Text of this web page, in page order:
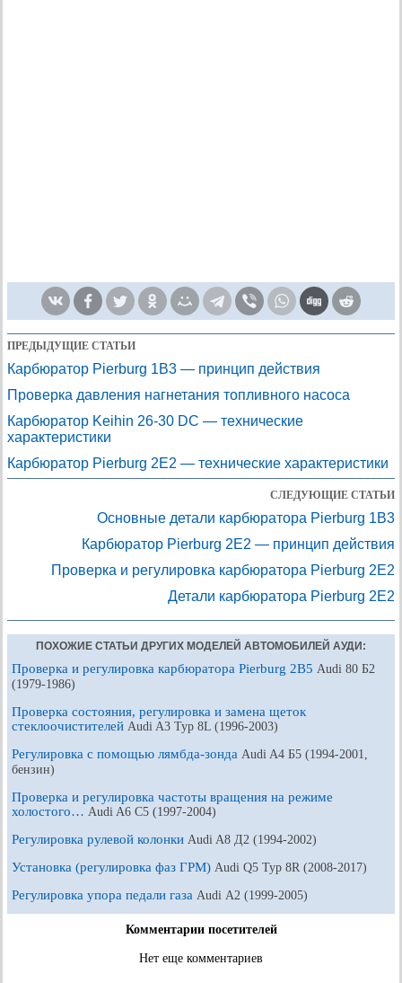
ПРЕДЫДУЩИЕ СТАТЬИ
Карбюратор Pierburg 1B3 — принцип действия
Проверка давления нагнетания топливного насоса
Карбюратор Keihin 26-30 DC — технические
характеристики
Карбюратор Pierburg 2E2 — технические характеристики
СЛЕДУЮЩИЕ СТАТЬИ
Основные детали карбюратора Pierburg 1B3
Карбюратор Pierburg 2E2 — принцип действия
Проверка и регулировка карбюратора Pierburg 2E2
Детали карбюратора Pierburg 2E2
ПОХОЖИЕ СТАТЬИ ДРУГИХ МОДЕЛЕЙ АВТОМОБИЛЕЙ АУДИ:
Проверка и регулировка карбюратора Pierburg 2В5 Audi 80 Б2
(1979-1986)
Проверка состояния, регулировка и замена щеток
стеклоочистителей Audi A3 Typ 8L (1996-2003)
Регулировка с помощью лямбда-зонда Audi A4 Б5 (1994-2001,
бензин)
Проверка и регулировка частоты вращения на режиме
холостого… Audi A6 С5 (1997-2004)
Регулировка рулевой колонки Audi A8 Д2 (1994-2002)
Установка (регулировка фаз ГРМ) Audi Q5 Typ 8R (2008-2017)
Регулировка упора педали газа Audi А2 (1999-2005)
Комментарии посетителей
Нет еще комментариев